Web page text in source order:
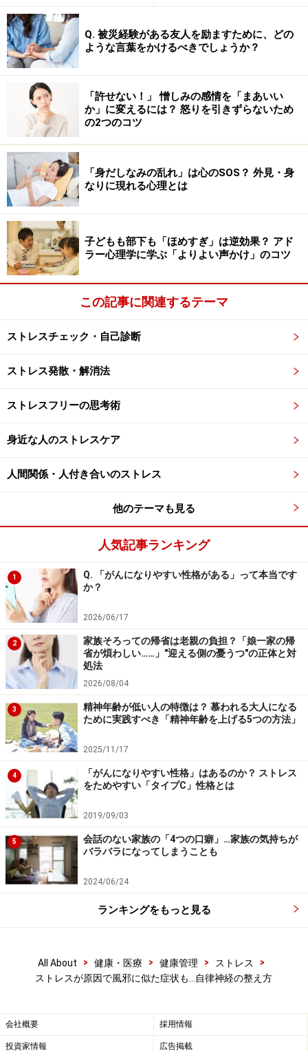
邪の症状は、体の免疫機能によって病原体を排除するた
めに生じます。
一方、自律神経の乱れによる風邪に似た症状は、過剰な
ストレスなどの影響で自律神経のバランスが乱されるこ
とで生じます。
たとえば、プレッシャーにさらされたり、悩み事を考え
続けたりしていると、緊張状態から交感神経が働き過ぎ
て、平熱よりも熱が上がってしまうことがあります。こ
れを「心因性発熱」と呼びます。交感神経の働き過ぎで
血行が悪くなると、体の冷えを感じやすくなりますし、
唾液の分泌が少なくなり、口の中の渇きを感じやすくな
ります。のどの筋肉も緊張して硬くなり、のどに違和感
を感じやすくなります。
のような症状を感じることがあります。副交感神経が過
剰に働くと鼻の粘膜が膨張するため、鼻づまりを感じや
すくなりますし、頭の血管が拡張するため、頭痛を感じ
やすくなります。
このように、風邪によく似た症状は自律神経の乱れによ
っても生じることがあるのです。
の方がストレスを感じながら日々を送っていると思いま
いう不安から、さらにストレスが募ってしまうもので
す。ですが、その過剰なストレスが自律神経のバランス
を乱し、風邪のような症状を引き起こしている可能性も
あるのです。
もちろん、病気かどうかは、医師による適切な診断が必
要です。しかし不要不急の外出を避け、うがい、手洗い
等の衛生管理をしっかり行い、健康的な生活習慣を守っ
ているのに、風邪のような自覚症状に悩まされている場
合、心の健康まで損なわないよう、ストレスによって自
律神経が乱れて風邪に似た症状が出る可能性もあること
を、知識として覚えておくとよいと思います。
カウンセラーが薦める自律神経のバランス
の整え方
それでは、自律神経のバランスはどのように整えればよ
いのでしょうか？ 自律神経のバランスを整えるために
は、緊張時に働く交感神経、リラックス時に働く副交感
ランスを整えていくことが大切です。具体的には、次の
■1日の基本的な生活リズムを守る
人間の体は、日光を浴びると交感神経が刺激され、暗く
Q. 被災経験がある友人を励ますために、どの
ような言葉をかけるべきでしょうか？
「許せない！」 憎しみの感情を「まあいい
か」に変えるには？ 怒りを引きずらないため
の2つのコツ
「身だしなみの乱れ」は心のSOS？ 外見・身
なりに現れる心理とは
子どもも部下も「ほめすぎ」は逆効果？ アド
ラー心理学に学ぶ「よりよい声かけ」のコツ
この記事に関連するテーマ
ストレスチェック・自己診断
ストレス発散・解消法
ストレスフリーの思考術
身近な人のストレスケア
人間関係・人付き合いのストレス
他のテーマも見る
人気記事ランキング
1
Q. 「がんになりやすい性格がある」って本当です
か？
2026/06/17
2
家族そろっての帰省は老親の負担？「娘一家の帰
省が煩わしい……」"迎える側の憂うつ"の正体と対
処法
2026/08/04
3
精神年齢が低い人の特徴は？ 慕われる大人になる
ために実践すべき「精神年齢を上げる5つの方法」
2025/11/17
4
「がんになりやすい性格」はあるのか？ ストレス
をためやすい「タイプC」性格とは
2019/09/03
5
会話のない家族の「4つの口癖」…家族の気持ちが
バラバラになってしまうことも
2024/06/24
ランキングをもっと見る
All About > 健康・医療 > 健康管理 > ストレス
>
ストレスが原因で風邪に似た症状も…自律神経の整え方
会社概要 採用情報
投資家情報 広告掲載